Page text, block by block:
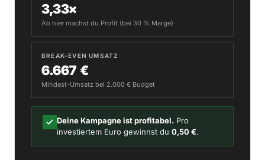
3,33×
Ab hier machst du Profit (bei 30 % Marge)
BREAK-EVEN UMSATZ
6.667 €
Mindest-Umsatz bei 2.000 € Budget
Deine Kampagne ist profitabel. Pro
investiertem Euro gewinnst du 0,50 €.